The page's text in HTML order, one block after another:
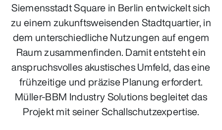
Siemensstadt Square in Berlin entwickelt sich
zu einem zukunftsweisenden Stadtquartier, in
dem unterschiedliche Nutzungen auf engem
Raum zusammenfinden. Damit entsteht ein
anspruchsvolles akustisches Umfeld, das eine
frühzeitige und präzise Planung erfordert.
Müller‑BBM Industry Solutions begleitet das
Projekt mit seiner Schallschutzexpertise.